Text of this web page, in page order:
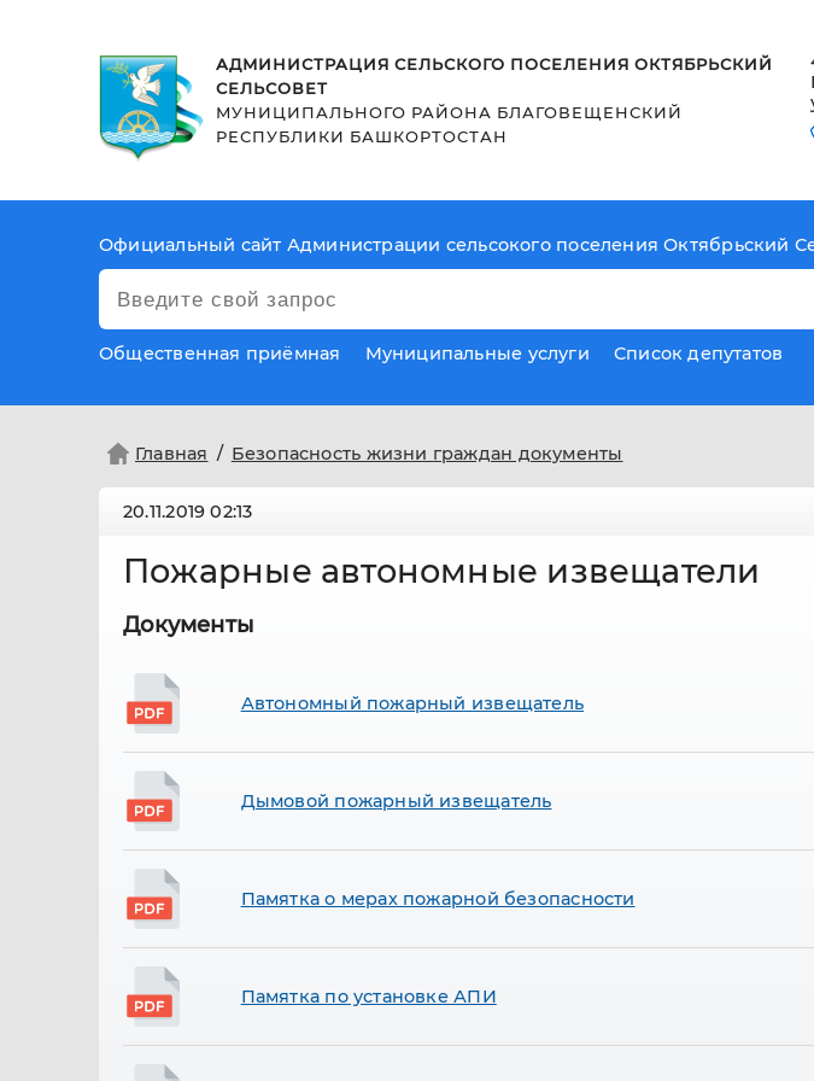
АДМИНИСТРАЦИЯ СЕЛЬСКОГО ПОСЕЛЕНИЯ ОКТЯБРЬСКИЙ
СЕЛЬСОВЕТ
МУНИЦИПАЛЬНОГО РАЙОНА БЛАГОВЕЩЕНСКИЙ
РЕСПУБЛИКИ БАШКОРТОСТАН
Официальный сайт Администрации сельсокого поселения Октябрьский
Общественная приёмная Муниципальные услуги Список депутатов
Главная Безопасность жизни граждан документы
20.11.201902:13
Пожарные автономные извещатели
Документы
Автономный пожарный извещатель
Дымовой пожарный извещатель
Памятка о мерах пожарной безопасности
Памятка по установке АПИ